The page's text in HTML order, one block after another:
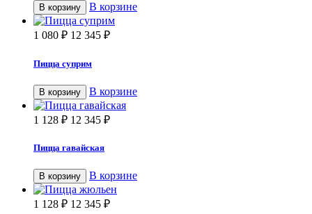
В корзину В корзине
1 080 ₽ 12 345 ₽
Пицца суприм
В корзину В корзине
1 128 ₽ 12 345 ₽
Пицца гавайская
В корзину В корзине
1 128 ₽ 12 345 ₽